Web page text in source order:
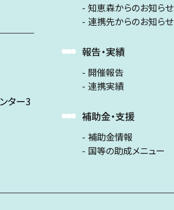
ター3
知恵森からのお知らせ
連携先からのお知らせ
報告・実績
開催報告
連携実績
補助金・支援
補助金情報
国等の助成メニュー